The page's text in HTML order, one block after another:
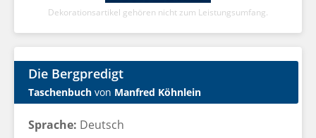
Dekorationsartikel gehören nicht zum Leistungsumfang.
Die Bergpredigt
Taschenbuch von Manfred Köhnlein
Sprache: Deutsch